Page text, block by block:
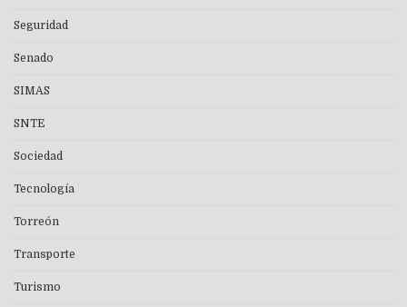
Seguridad
Senado
SIMAS
SNTE
Sociedad
Tecnología
Torreón
Transporte
Turismo